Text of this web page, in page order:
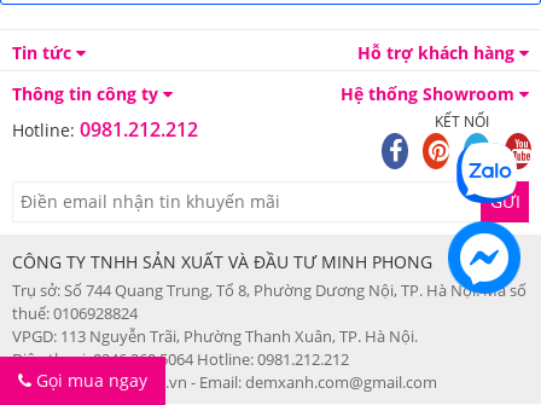
Tin tức
Hỗ trợ khách hàng
Thông tin công ty
Hệ thống Showroom
Hotline: 0981.212.212 KẾT NỐI
GỬI
CÔNG TY TNHH SẢN XUẤT VÀ ĐẦU TƯ MINH PHONG
Trụ sở: Số 744 Quang Trung, Tổ 8, Phường Dương Nội, TP. Hà Nội. Mã số
thuế: 0106928824
VPGD: 113 Nguyễn Trãi, Phường Thanh Xuân, TP. Hà Nội.
Điện thoại: 0246.260.5064 Hotline: 0981.212.212
Web: songhonghanoi.vn - Email: demxanh.com@gmail.com
Gọi mua ngay